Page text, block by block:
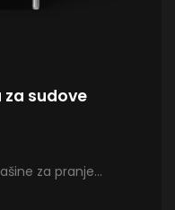
sudove
za pranje